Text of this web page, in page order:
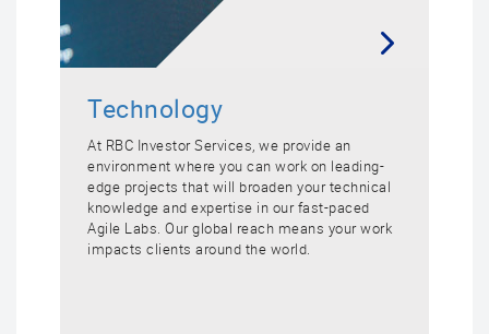
Technology
At RBC Investor Services, we provide an
environment where you can work on leading-
edge projects that will broaden your technical
knowledge and expertise in our fast-paced
Agile Labs. Our global reach means your work
impacts clients around the world.